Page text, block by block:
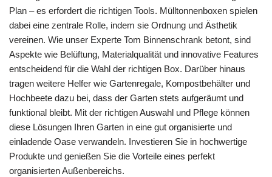
Plan – es erfordert die richtigen Tools. Mülltonnenboxen spielen
dabei eine zentrale Rolle, indem sie Ordnung und Ästhetik
vereinen. Wie unser Experte Tom Binnenschrank betont, sind
Aspekte wie Belüftung, Materialqualität und innovative Features
entscheidend für die Wahl der richtigen Box. Darüber hinaus
tragen weitere Helfer wie Gartenregale, Kompostbehälter und
Hochbeete dazu bei, dass der Garten stets aufgeräumt und
funktional bleibt. Mit der richtigen Auswahl und Pflege können
diese Lösungen Ihren Garten in eine gut organisierte und
einladende Oase verwandeln. Investieren Sie in hochwertige
Produkte und genießen Sie die Vorteile eines perfekt
organisierten Außenbereichs.